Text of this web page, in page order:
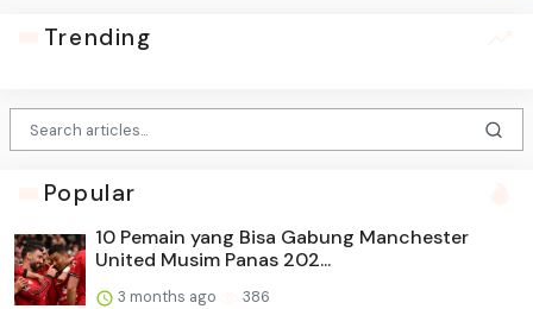
Trending
Popular
10 Pemain yang Bisa Gabung Manchester
United Musim Panas 202...
3 months ago 386